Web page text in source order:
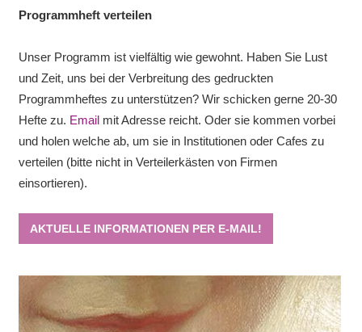
Programmheft verteilen
Unser Programm ist vielfältig wie gewohnt. Haben Sie Lust
und Zeit, uns bei der Verbreitung des gedruckten
Programmheftes zu unterstützen? Wir schicken gerne 20-30
Hefte zu. Emailmit Adresse reicht. Oder sie kommen vorbei
und holen welche ab, um sie in Institutionen oder Cafes zu
verteilen (bitte nicht in Verteilerkästen von Firmen
einsortieren).
AKTUELLE INFORMATIONEN PER E-MAIL!